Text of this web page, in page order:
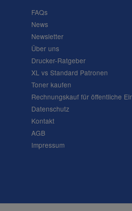
FAQs
News
Newsletter
Über uns
Drucker-Ratgeber
XL vs Standard Patronen
Toner kaufen
Rechnungskauf für öffentliche
Datenschutz
Kontakt
AGB
Impressum